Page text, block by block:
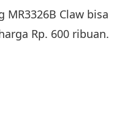
MR3326B Claw bisa
Rp. 600 ribuan.